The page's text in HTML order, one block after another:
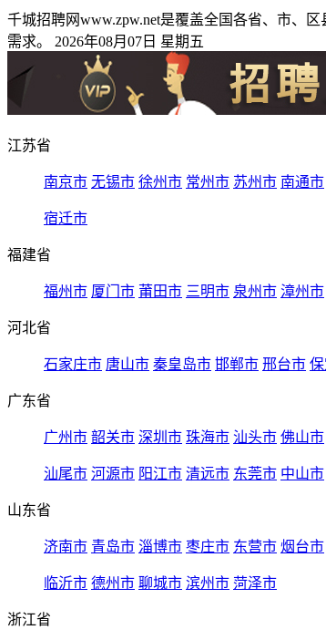
千城招聘网www.zpw.net是覆盖全国各省、市、
需求。 2026年08月07日 星期五
江苏省
南京市 无锡市 徐州市 常州市 苏州市 南通市
宿迁市
福建省
福州市 厦门市 莆田市 三明市 泉州市 漳州市
河北省
石家庄市 唐山市 秦皇岛市 邯郸市 邢台市
广东省
广州市 韶关市 深圳市 珠海市 汕头市 佛山市
汕尾市 河源市 阳江市 清远市 东莞市 中山市
山东省
济南市 青岛市 淄博市 枣庄市 东营市 烟台市
临沂市 德州市 聊城市 滨州市 菏泽市
浙江省